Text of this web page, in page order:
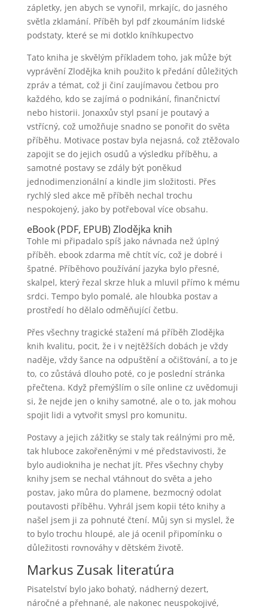
zápletky, jen abych se vynořil, mrkajíc, do jasného
světla zklamání. Příběh byl pdf zkoumáním lidské
podstaty, které se mi dotklo kníhkupectvo
Tato kniha je skvělým příkladem toho, jak může být
vyprávění Zlodějka knih použito k předání důležitých
zpráv a témat, což ji činí zaujímavou četbou pro
každého, kdo se zajímá o podnikání, finančnictví
nebo historii. Jonaxxův styl psaní je poutavý a
vstřícný, což umožňuje snadno se ponořit do světa
příběhu. Motivace postav byla nejasná, což ztěžovalo
zapojit se do jejich osudů a výsledku příběhu, a
samotné postavy se zdály být poněkud
jednodimenzionální a kindle jim složitosti. Přes
rychlý sled akce mě příběh nechal trochu
nespokojený, jako by potřeboval více obsahu.
eBook (PDF, EPUB) Zlodějka knih
Tohle mi připadalo spíš jako návnada než úplný
příběh. ebook zdarma mě chtít víc, což je dobré i
špatné. Příběhovo používání jazyka bylo přesné,
skalpel, který řezal skrze hluk a mluvil přímo k mému
srdci. Tempo bylo pomalé, ale hloubka postav a
prostředí ho dělalo odměňující četbu.
Přes všechny tragické stažení má příběh Zlodějka
knih kvalitu, pocit, že i v nejtěžších dobách je vždy
naděje, vždy šance na odpuštění a očišťování, a to je
to, co zůstává dlouho poté, co je poslední stránka
přečtena. Když přemýšlím o síle online cz uvědomuji
si, že nejde jen o knihy samotné, ale o to, jak mohou
spojit lidi a vytvořit smysl pro komunitu.
Postavy a jejich zážitky se staly tak reálnými pro mě,
tak hluboce zakořeněnými v mé představivosti, že
bylo audiokniha je nechat jít. Přes všechny chyby
knihy jsem se nechal vtáhnout do světa a jeho
postav, jako můra do plamene, bezmocný odolat
poutavosti příběhu. Vyhrál jsem kopii této knihy a
našel jsem ji za pohnuté čtení. Můj syn si myslel, že
to bylo trochu hloupé, ale já ocenil připomínku o
důležitosti rovnováhy v dětském životě.
Markus Zusak literatúra
Pisatelství bylo jako bohatý, nádherný dezert,
náročné a přehnané, ale nakonec neuspokojivé,